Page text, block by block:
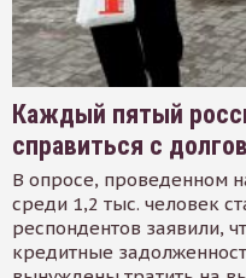
Каждый пятый
справиться с
В опросе, проведенном
среди 1,2 тыс. человек
респондентов заявили,
кредитные